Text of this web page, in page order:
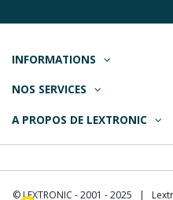
INFORMATIONS
NOS SERVICES
A PROPOS DE LEXTRONIC
© LEXTRONIC - 2001 - 2025 |